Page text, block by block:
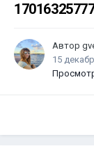
Автор
15